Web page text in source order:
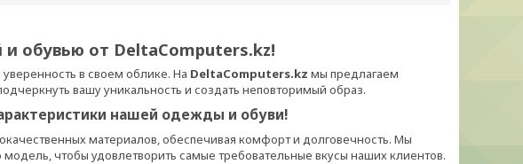
обувью от DeltaComputers.kz!
в своем облике. На DeltaComputers.kz мы предлагаем
вашу уникальность и создать неповторимый образ.
нашей одежды и обуви!
материалов, обеспечивая комфорт и долговечность. Мы
чтобы удовлетворить самые требовательные вкусы наших клиентов.